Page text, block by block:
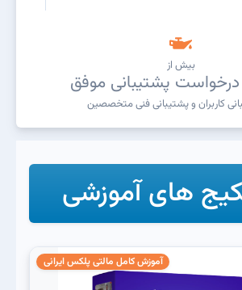
بیش از
درخواست پشتیبانی موفق
کاربران و پشتیبانی فنی متخصصین
های آموزشی
آموزش کامل مالتی پلکس ایرانی